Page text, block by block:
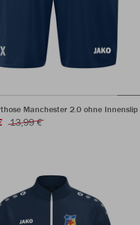
Manchester 2.0 ohne Innenslip
13,99 €